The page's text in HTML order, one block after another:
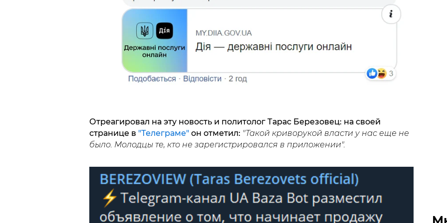
Отреагировал на эту новость и политолог Тарас Березовец: на своей
странице в "Телеграме"он отметил: "Такой криворукой власти у нас еще не
было. Молодцы те, кто не зарегистрировался в приложении".